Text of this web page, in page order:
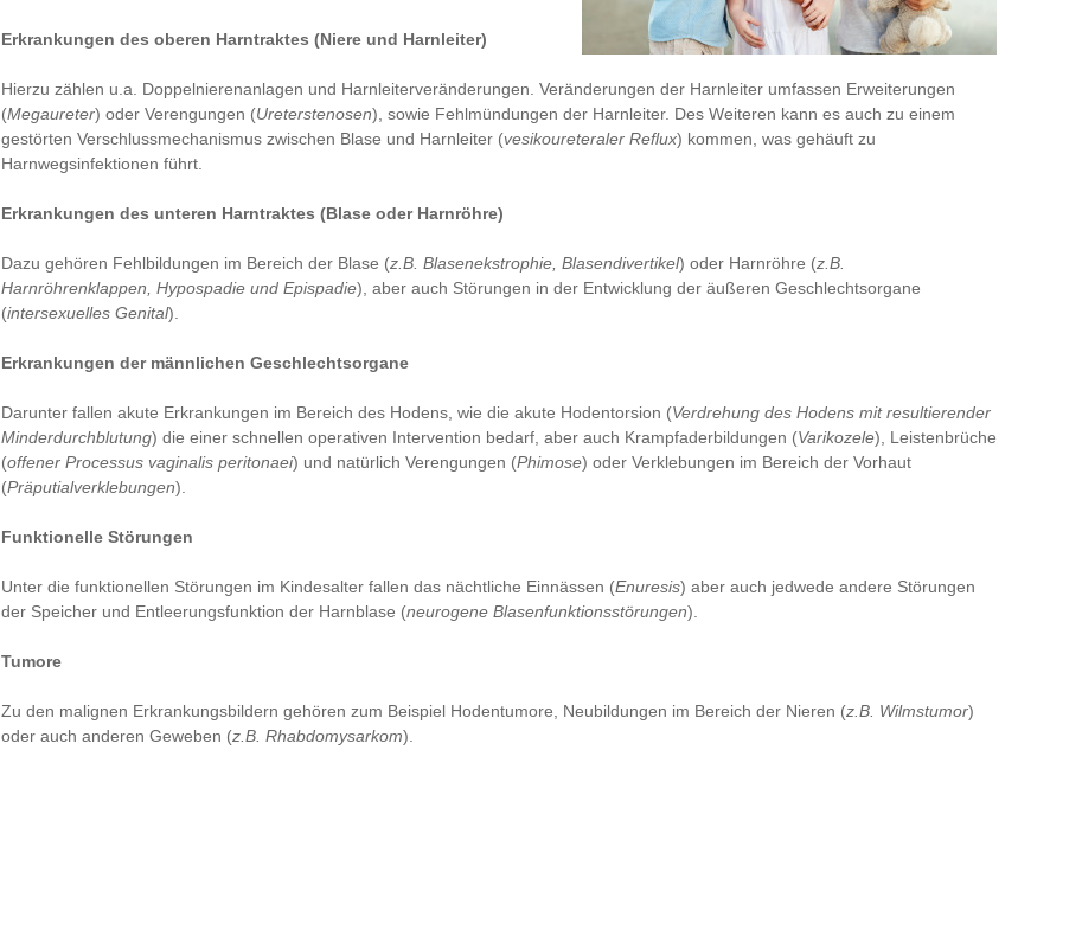
Erkrankungen des oberen Harntraktes (Niere und Harnleiter)
Hierzu zählen u.a. Doppelnierenanlagen und Harnleiterveränderungen. Veränderungen der Harnleiter umfassen Erweiterungen
(Megaureter) oder Verengungen (Ureterstenosen), sowie Fehlmündungen der Harnleiter. Des Weiteren kann es auch zu einem
gestörten Verschlussmechanismus zwischen Blase und Harnleiter (vesikoureteraler Reflux) kommen, was gehäuft zu
Harnwegsinfektionen führt.
Erkrankungen des unteren Harntraktes (Blase oder Harnröhre)
Dazu gehören Fehlbildungen im Bereich der Blase (z.B. Blasenekstrophie, Blasendivertikel) oder Harnröhre (z.B.
Harnröhrenklappen, Hypospadie und Epispadie), aber auch Störungen in der Entwicklung der äußeren Geschlechtsorgane
(intersexuelles Genital).
Erkrankungen der männlichen Geschlechtsorgane
Darunter fallen akute Erkrankungen im Bereich des Hodens, wie die akute Hodentorsion (Verdrehung des Hodens mit resultierender
Minderdurchblutung) die einer schnellen operativen Intervention bedarf, aber auch Krampfaderbildungen (Varikozele), Leistenbrüche
(offener Processus vaginalis peritonaei) und natürlich Verengungen (Phimose) oder Verklebungen im Bereich der Vorhaut
(Präputialverklebungen).
Funktionelle Störungen
Unter die funktionellen Störungen im Kindesalter fallen das nächtliche Einnässen (Enuresis) aber auch jedwede andere Störungen
der Speicher und Entleerungsfunktion der Harnblase (neurogene Blasenfunktionsstörungen).
Tumore
Zu den malignen Erkrankungsbildern gehören zum Beispiel Hodentumore, Neubildungen im Bereich der Nieren (z.B. Wilmstumor)
oder auch anderen Geweben (z.B. Rhabdomysarkom).